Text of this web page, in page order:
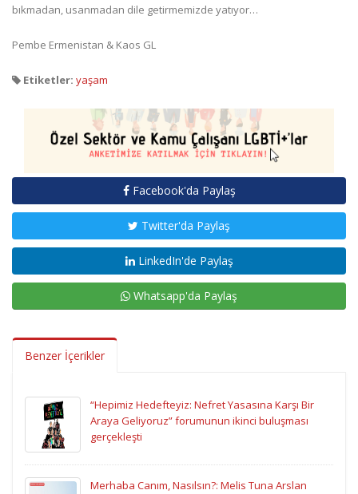
bıkmadan, usanmadan dile getirmemizde yatıyor…
Pembe Ermenistan & Kaos GL
Etiketler: yaşam
Facebook'da Paylaş
Twitter'da Paylaş
LinkedIn'de Paylaş
Whatsapp'da Paylaş
Benzer İçerikler
“Hepimiz Hedefteyiz: Nefret Yasasına Karşı Bir
Araya Geliyoruz” forumunun ikinci buluşması
gerçekleşti
Merhaba Canım, Nasılsın?: Melis Tuna Arslan